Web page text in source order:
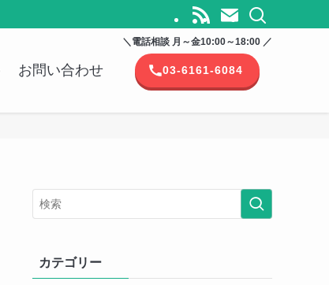
お問い合わせ
＼電話相談 月～金10:00～18:00 ／
03-6161-6084
カテゴリー